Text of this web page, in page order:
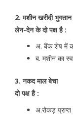
2. मशीन खरीदी
लेन-देन के दो पक्ष है :
अ. बैंक शेष में
ब. मशीन का
3. नकद माल बेचा
दो पक्ष है :
अ.रोकड़